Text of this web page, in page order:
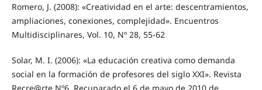
Romero, J. (2008): «Creatividad en el arte: descentramientos,
ampliaciones, conexiones, complejidad». Encuentros
Multidisciplinares, Vol. 10, Nº 28, 55-62
Solar, M. I. (2006): «La educación creativa como demanda
social en la formación de profesores del siglo XXI». Revista